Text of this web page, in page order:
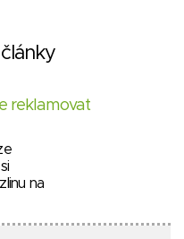
reklamovat
na